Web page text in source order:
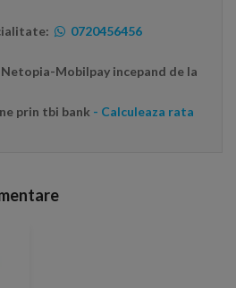
0720456456
Mobilpay incepand de la
prin tbi bank - Calculeaza rata